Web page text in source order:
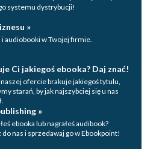
systemu dystrybucji!
»
i audiobooki w Twojej firmie.
Ci jakiegoś ebooka? Daj znać!
naszej ofercie brakuje jakiegoś tytulu,
starań, by jak najszybciej się u nas
»
ebooka lub nagrałeś audibook?
do nas i sprzedawaj go w Ebookpoint!